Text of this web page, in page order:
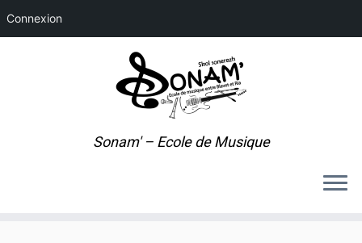
Connexion
Sonam' – Ecole de Musique